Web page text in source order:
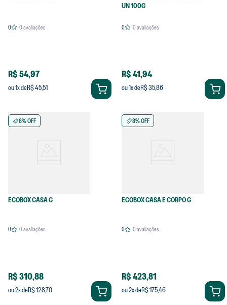
0 0avaliações
R$ 54,97
ou1x deR$ 45,51
UN 100G
0 0avaliações
R$ 41,94
ou1x deR$ 35,86
8% OFF
ECOBOX CASA G
0 0avaliações
R$ 310,88
ou2x deR$ 128,70
8% OFF
ECOBOX CASA E CORPO G
0 0avaliações
R$ 423,81
ou2x deR$ 175,46